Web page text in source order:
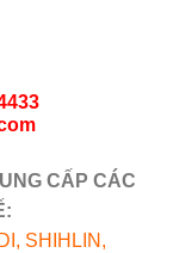
CẤP CÁC
SHIHLIN,